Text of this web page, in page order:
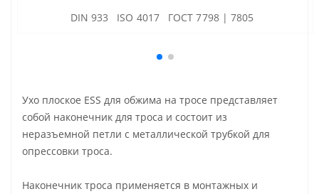
DIN 933 ISO 4017 ГОСТ 7798 | 7805
Ухо плоское ESS для обжима на тросе представляет
собой наконечник для троса и состоит из
неразъемной петли с металлической трубкой для
опрессовки троса.
Наконечник троса применяется в монтажных и